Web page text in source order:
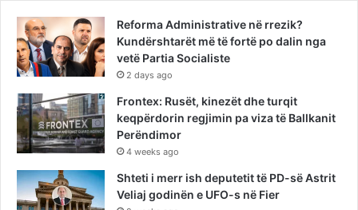
Reforma Administrative në rrezik?
Kundërshtarët më të fortë po dalin nga
vetë Partia Socialiste
2 days ago
Frontex: Rusët, kinezët dhe turqit
keqpërdorin regjimin pa viza të Ballkanit
Perëndimor
4 weeks ago
Shteti i merr ish deputetit të PD-së Astrit
Veliaj godinën e UFO-s në Fier